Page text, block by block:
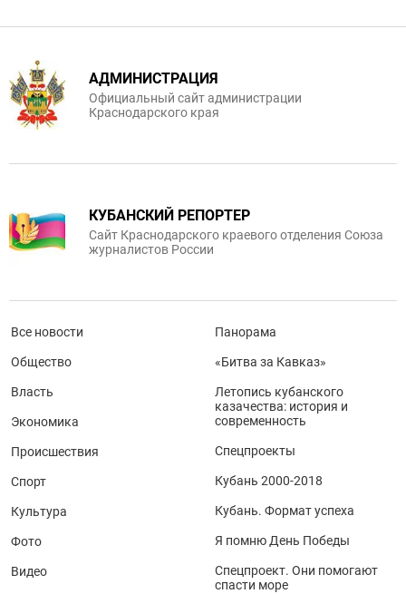
АДМИНИСТРАЦИЯ
Официальный сайт администрации
Краснодарского края
КУБАНСКИЙ РЕПОРТЕР
Сайт Краснодарского краевого отделения Союза
журналистов России
Все новости
Общество
Власть
Экономика
Происшествия
Спорт
Культура
Фото
Видео
Панорама
«Битва за Кавказ»
Летопись кубанского
казачества: история и
современность
Спецпроекты
Кубань 2000-2018
Кубань. Формат успеха
Я помню День Победы
Спецпроект. Они помогают
спасти море